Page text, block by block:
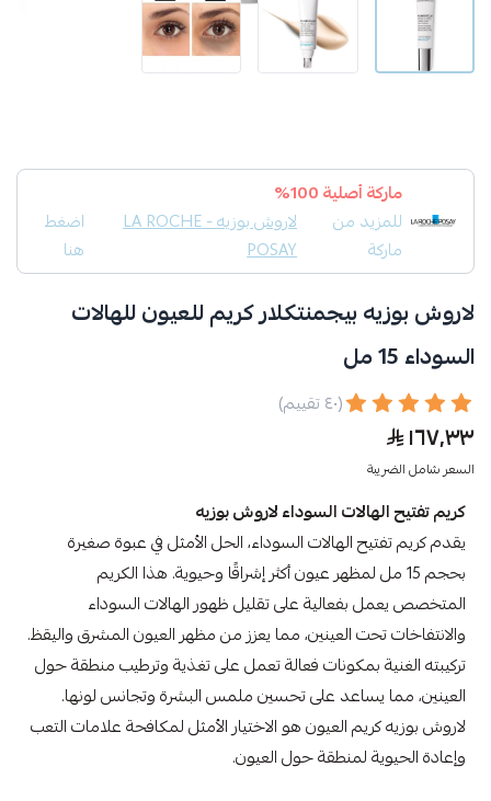
ماركة أصلية 100%
للمزيد من
ماركة
لاروش بوزيه - LA ROCHE
POSAY
اضغط
هنا
لاروش بوزيه بيجمنتكلار كريم للعيون للهالات
السوداء 15 مل
(٤٠ تقييم)
١٦٧٫٣٣
السعر شامل الضريبة
كريم تفتيح الهالات السوداء لاروش بوزيه
يقدم كريم تفتيح الهالات السوداء، الحل الأمثل في عبوة صغيرة
بحجم 15 مل لمظهر عيون أكثر إشراقًا وحيوية. هذا الكريم
المتخصص يعمل بفعالية على تقليل ظهور الهالات السوداء
والانتفاخات تحت العينين، مما يعزز من مظهر العيون المشرق واليقظ.
تركيبته الغنية بمكونات فعالة تعمل على تغذية وترطيب منطقة حول
العينين، مما يساعد على تحسين ملمس البشرة وتجانس لونها.
لاروش بوزيه كريم العيون هو الاختيار الأمثل لمكافحة علامات التعب
وإعادة الحيوية لمنطقة حول العيون.